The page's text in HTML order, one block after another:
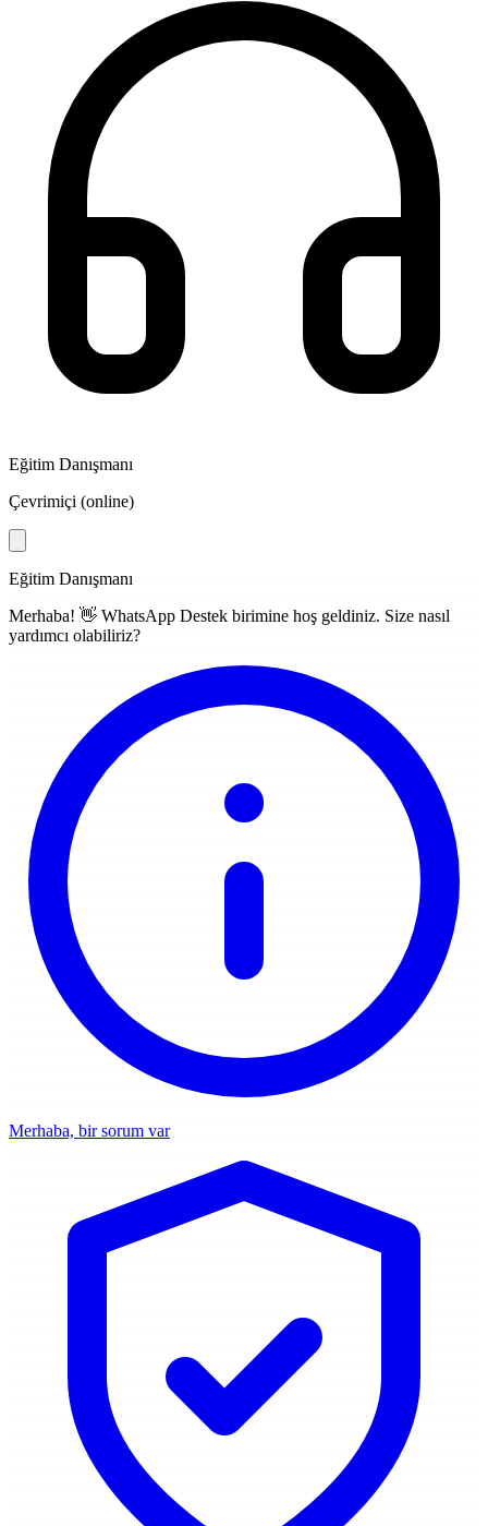
Eğitim Danışmanı
Çevrimiçi (online)
Eğitim Danışmanı
Merhaba! 👋 WhatsApp Destek birimine hoş geldiniz. Size nasıl
yardımcı olabiliriz?
Merhaba, bir sorum var